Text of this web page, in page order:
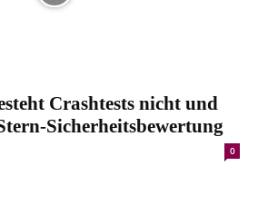
Crashtests nicht und
Sicherheitsbewertung
0